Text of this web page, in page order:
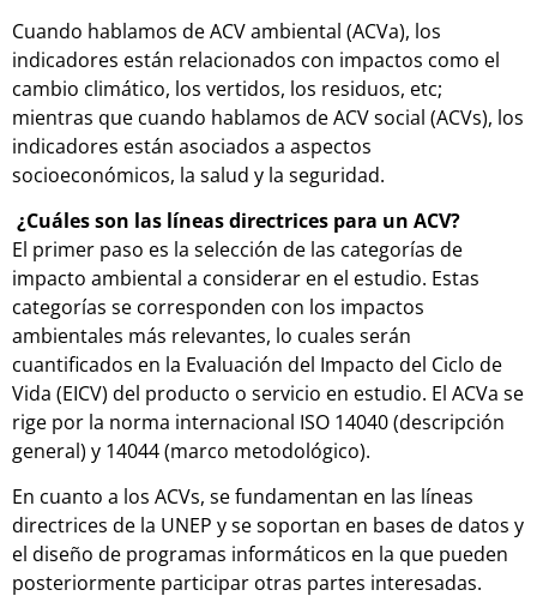
Cuando hablamos de ACV ambiental (ACVa), los
indicadores están relacionados con impactos como el
cambio climático, los vertidos, los residuos, etc;
mientras que cuando hablamos de ACV social (ACVs), los
indicadores están asociados a aspectos
socioeconómicos, la salud y la seguridad.
¿Cuáles son las líneas directrices para un ACV?
El primer paso es la selección de las categorías de
impacto ambiental a considerar en el estudio. Estas
categorías se corresponden con los impactos
ambientales más relevantes, lo cuales serán
cuantificados en la Evaluación del Impacto del Ciclo de
Vida (EICV) del producto o servicio en estudio. El ACVa se
rige por la norma internacional ISO 14040 (descripción
general) y 14044 (marco metodológico).
En cuanto a los ACVs, se fundamentan en las líneas
directrices de la UNEP y se soportan en bases de datos y
el diseño de programas informáticos en la que pueden
posteriormente participar otras partes interesadas.